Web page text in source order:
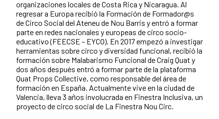
organizaciones locales de Costa Rica y Nicaragua. Al
regresar a Europa recibió la Formación de Formador@s
de Circo Social del Ateneu de Nou Barris y entró a formar
parte en redes nacionales y europeas de circo socio-
educativo (FEECSE – EYCO). En 2017 empezó a investigar
herramientas sobre circo y diversidad funcional, recibió la
formación sobre Malabarismo Funcional de Craig Quat y
dos años después entró a formar parte de la plataforma
Quat Props Collective, como responsable del área de
formación en España. Actualmente vive en la ciudad de
Valencia, lleva 3 años involucrada en Finestra Inclusiva, un
proyecto de circo social de La Finestra Nou Circ.